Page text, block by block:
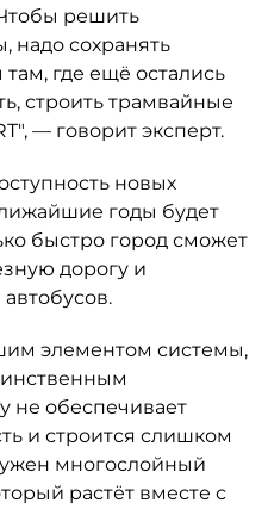
решить
надо сохранять
где ещё остались
строить трамвайные
— говорит эксперт.
новых
годы будет
быстро город сможет
дорогу и
элементом системы,
не обеспечивает
и строится слишком
многослойный
растёт вместе с